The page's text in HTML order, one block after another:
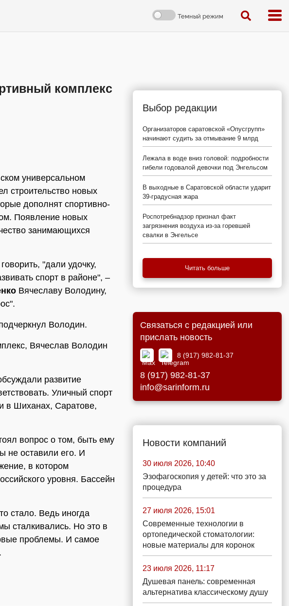
Темный режим
комплекс
универсальном
строительство новых
дополнят спортивно-
Появление новых
занимающихся
"дали удочку,
спорт в районе", –
Вячеславу Володину,
Володин.
Вячеслав Володин
развитие
Уличный спорт
в Шиханах, Саратове,
вопрос о том, быть ему
не оставили его. И
в котором
уровня. Бассейн
стало. Ведь иногда
сталкивались. Но это в
проблемы. И самое
Выбор редакции
Организаторов саратовской «Опусгрупп»
начинают судить за отмывание 9 млрд
Лежала в воде вниз головой: подробности
гибели годовалой девочки под Энгельсом
В выходные в Саратовской области ударит
39-градусная жара
Роспотребнадзор признал факт
загрязнения воздуха из-за горевшей
свалки в Энгельсе
Читать больше
Связаться с редакцией или
прислать новость
8 (917) 982-81-37
8 (917) 982-81-37
info@sarinform.ru
Новости компаний
30 июля 2026, 10:40
Эзофагоскопия у детей: что это за
процедура
27 июля 2026, 15:01
Современные технологии в
ортопедической стоматологии:
новые материалы для коронок
23 июля 2026, 11:17
Душевая панель: современная
альтернатива классическому душу